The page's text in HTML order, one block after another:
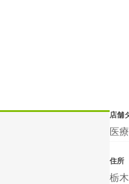
店舗
医
住所
栃